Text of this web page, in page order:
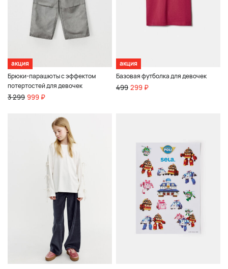
акция
Брюки-парашюты с эффектом
потертостей для девочек
3 299 999 ₽
акция
Базовая футболка для девочек
499 299 ₽